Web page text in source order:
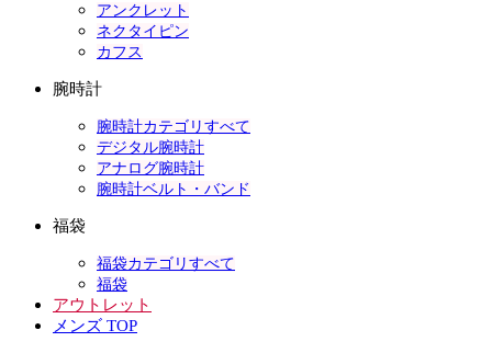
アンクレット
ネクタイピン
カフス
腕時計
腕時計カテゴリすべて
デジタル腕時計
アナログ腕時計
腕時計ベルト・バンド
福袋
福袋カテゴリすべて
福袋
アウトレット
メンズ TOP